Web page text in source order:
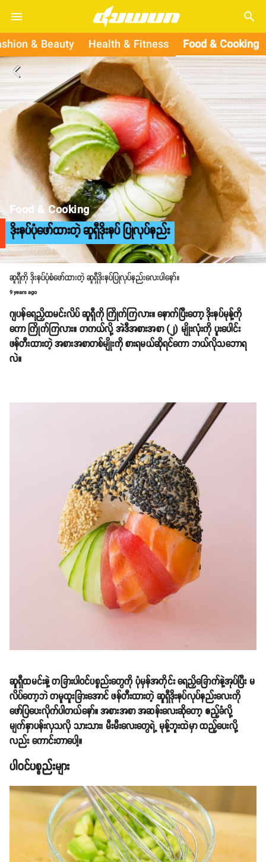
search
& Beauty Health & Fitness Food & Cooking
arrow_back_ios
Food & Cooking
ဒိုးနပ်ပုံဖော်ထားတဲ့ ဆူရှီဒိုးနပ် ပြုလုပ်နည်း
ဆူရှီကို ဒိုးနပ်ပုံစံဖော်ထားတဲ့ ဆူရှီဒိုးနပ်ပြုလုပ်နည်းလေးပါနော်။
9 years ago
ဂျပန်ရေညှိထမင်းလိပ် ဆူရှီကို ကြိုက်ကြလား။ နောက်ပြီးတော့ ဒိုးနပ်မုန့်ကို
ကော ကြိုက်ကြလား။ တကယ်လို့ အဲဒီအစားအစာ (၂) မျိုးလုံးကို ပူးပေါင်း
ဖန်တီးထားတဲ့ အစားအစာတစ်မျိုးကို စားရမယ်ဆိုရင်ကော ဘယ်လိုသဘောရ
လဲ။
ဆူရှီထမင်းနဲ့ တခြားပါဝင်ပစ္စည်းတွေကို ပုံမှန်အတိုင်း ရေညှိခြောက်နဲ့အုပ်ပြီး မ
လိပ်တော့ဘဲ တမူထူးခြားအောင် ဖန်တီးထားတဲ့ ဆူရှီဒိုးနပ်လုပ်နည်းလေးကို
ဖော်ပြပေးလိုက်ပါတယ်နော်။ အစားအစာ အဆန်းလေးဆိုတော့ ဧည့်ခံလို့
မျက်နှာပန်းလှသလို သားသား၊ မီးမီးလေးတွေရဲ့ မုန့်ဘူးထဲမှာ ထည့်ပေးလို့
လည်း ကောင်းတာပေါ့။
ပါဝင်ပစ္စည်းများ